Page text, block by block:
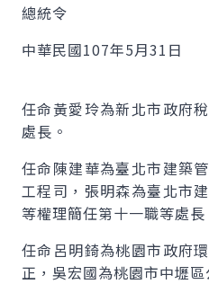
總統令
中華民國107年5月31日
任命黃愛玲為新北市政府
處長。
任命陳建華為臺北市建築
工程司，張明森為臺北市
等權理簡任第十一職等處長
任命呂明錡為桃園市政府
正，吳宏國為桃園市中壢